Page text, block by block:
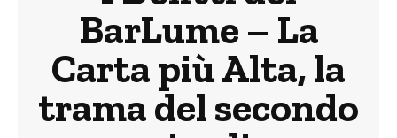
BarLume – La
Carta più Alta, la
trama del secondo